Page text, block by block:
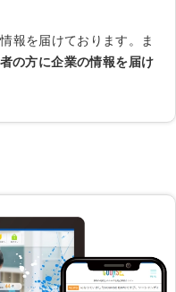
報を届けております。ま
の方に企業の情報を届け